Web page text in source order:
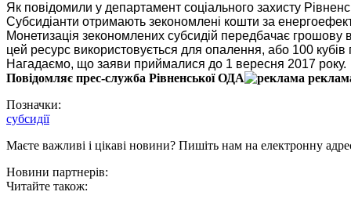
Як повідомили у департамент соціального захисту
Субсидіанти отримають зекономлені кошти за
Монетизація зекономлених субсидій передбачає
цей ресурс використовується для опалення, або 100 кубів
Нагадаємо, що заяви приймалися до 1 вересня 2017 року.
Повідомляє прес-служба Рівненської ОДА
Позначки:
субсидії
Маєте важливі і цікаві новини? Пишіть нам на електронну
Новини партнерів:
Читайте також: